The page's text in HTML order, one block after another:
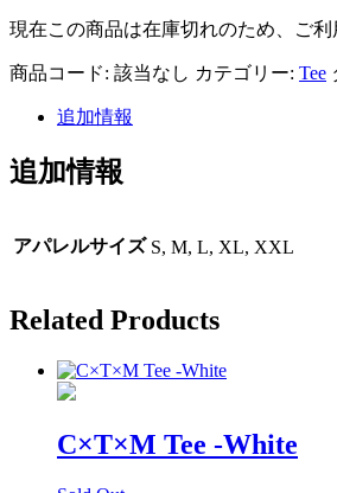
現在この商品は在庫切れのため、ご利
商品コード: 該当なし カテゴリー: Tee
追加情報
追加情報
アパレルサイズ S, M, L, XL, XXL
Related Products
C×T×M Tee -White